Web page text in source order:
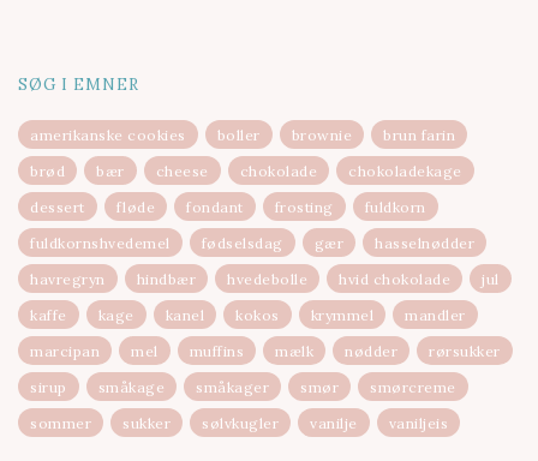
SØG I EMNER
amerikanske cookies boller brownie
brun farin
brød
bær cheese chokolade
chokoladekage
dessert
fløde fondant frosting
fuldkorn
fuldkornshvedemel
fødselsdag gær
hasselnødder
havregryn
hindbær hvedebolle hvid chokolade
jul
kaffe
kage kanel kokos krymmel
mandler
marcipan
mel muffins mælk nødder
rørsukker
sirup
småkage småkager smør
smørcreme
sommer
sukker sølvkugler vanilje vaniljeis